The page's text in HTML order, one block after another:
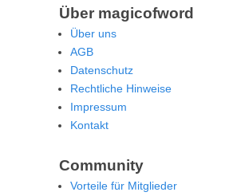
Über magicofword
Über uns
AGB
Datenschutz
Rechtliche Hinweise
Impressum
Kontakt
Community
Vorteile für Mitglieder